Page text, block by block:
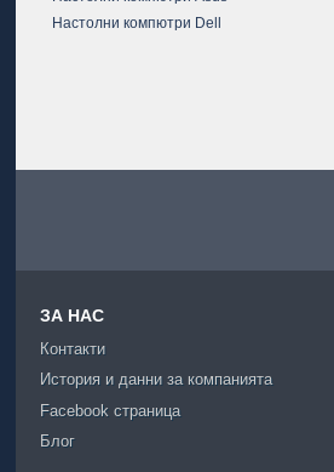
Настолни компютри Dell
ЗА НАС
Контакти
История и данни за компанията
Facebook страница
Блог